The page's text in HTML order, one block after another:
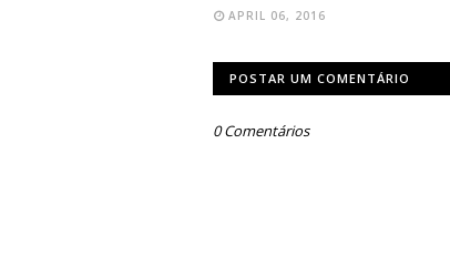
APRIL 06, 2016
POSTAR UM COMENTÁRIO
0 Comentários